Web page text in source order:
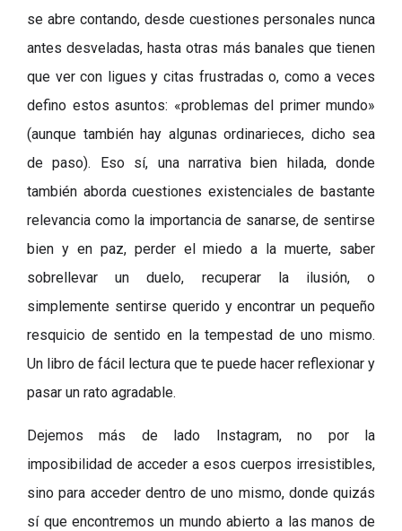
se abre contando, desde cuestiones personales nunca
antes desveladas, hasta otras más banales que tienen
que ver con ligues y citas frustradas o, como a veces
defino estos asuntos: «problemas del primer mundo»
(aunque también hay algunas ordinarieces, dicho sea
de paso). Eso sí, una narrativa bien hilada, donde
también aborda cuestiones existenciales de bastante
relevancia como la importancia de sanarse, de sentirse
bien y en paz, perder el miedo a la muerte, saber
sobrellevar un duelo, recuperar la ilusión, o
simplemente sentirse querido y encontrar un pequeño
resquicio de sentido en la tempestad de uno mismo.
Un libro de fácil lectura que te puede hacer reflexionar y
pasar un rato agradable.
Dejemos más de lado Instagram, no por la
imposibilidad de acceder a esos cuerpos irresistibles,
sino para acceder dentro de uno mismo, donde quizás
sí que encontremos un mundo abierto a las manos de